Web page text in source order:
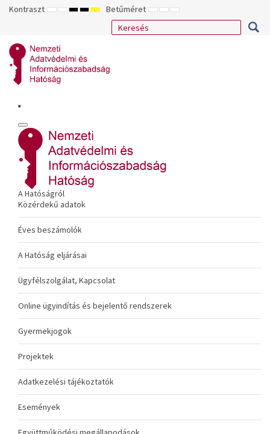
Kontraszt ALAPÉRTELMEZETT
ÉJSZAKAI
NAGY
KONTRASZTÚ
NAGY
KONTRASZTÚ
NAGY
KONTRASZTÚ
SÁRGA
FEKETE
Betűméret KISEBB
BETŰTÍPUS
ALAPÉRTELMEZETT
BETŰMÉRET
NAGYOBB
BETŰMÉRET
A Hatóságról
Közérdekű adatok
Éves beszámolók
A Hatóság eljárásai
Ügyfélszolgálat, Kapcsolat
Online ügyindítás és bejelentő rendszerek
Gyermekjogok
Projektek
Adatkezelési tájékoztatók
Események